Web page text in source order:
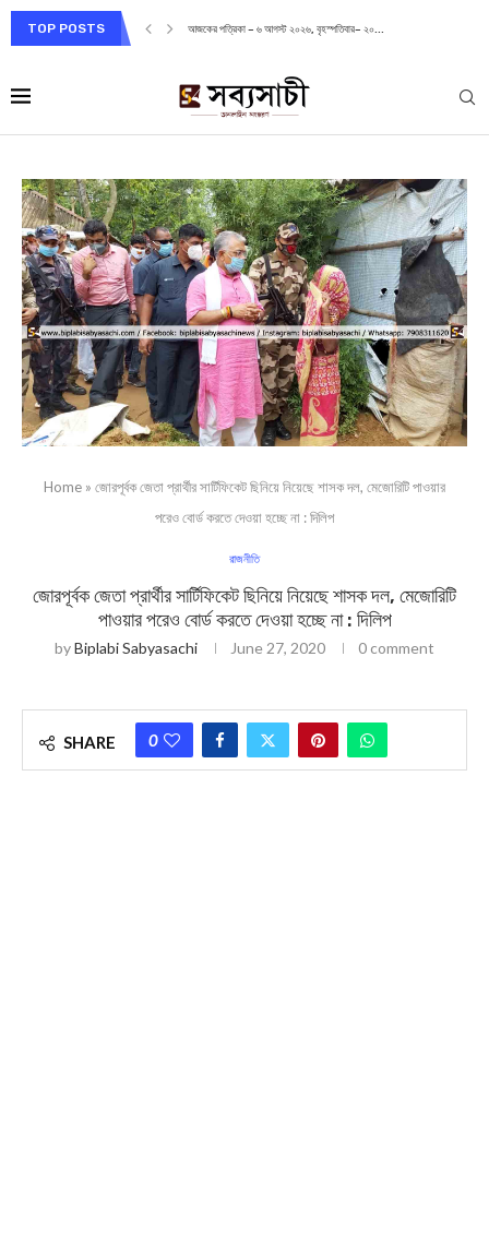
TOP POSTS আজকের পত্রিকা – ৬ আগস্ট ২০২৬, বৃহস্পতিবার– ২০...
Home » জোরপূর্বক জেতা প্রার্থীর সার্টিফিকেট ছিনিয়ে নিয়েছে শাসক দল, মেজোরিটি পাওয়ার
পরেও বোর্ড করতে দেওয়া হচ্ছে না : দিলিপ
রাজনীতি
জোরপূর্বক জেতা প্রার্থীর সার্টিফিকেট ছিনিয়ে নিয়েছে শাসক দল, মেজোরিটি
পাওয়ার পরেও বোর্ড করতে দেওয়া হচ্ছে না : দিলিপ
byBiplabi Sabyasachi June 27, 2020 0 comment
SHARE 0